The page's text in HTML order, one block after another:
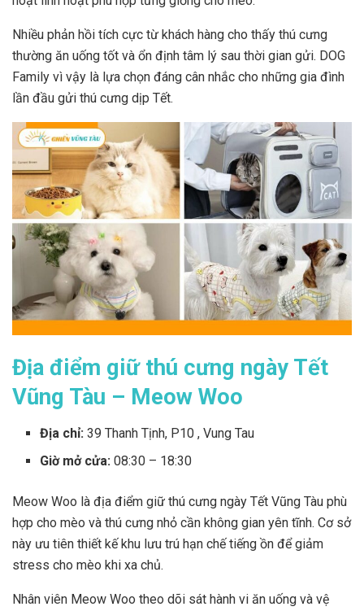
Nhiều phản hồi tích cực từ khách hàng cho thấy thú cưng
thường ăn uống tốt và ổn định tâm lý sau thời gian gửi. DOG
Family vì vậy là lựa chọn đáng cân nhắc cho những gia đình
lần đầu gửi thú cưng dịp Tết.
Địa điểm giữ thú cưng ngày Tết
Vũng Tàu – Meow Woo
Địa chỉ: 39 Thanh Tịnh, P10 , Vung Tau
Giờ mở cửa: 08:30 – 18:30
Meow Woo là địa điểm giữ thú cưng ngày Tết Vũng Tàu phù
hợp cho mèo và thú cưng nhỏ cần không gian yên tĩnh. Cơ sở
này ưu tiên thiết kế khu lưu trú hạn chế tiếng ồn để giảm
stress cho mèo khi xa chủ.
Nhân viên Meow Woo theo dõi sát hành vi ăn uống và vệ